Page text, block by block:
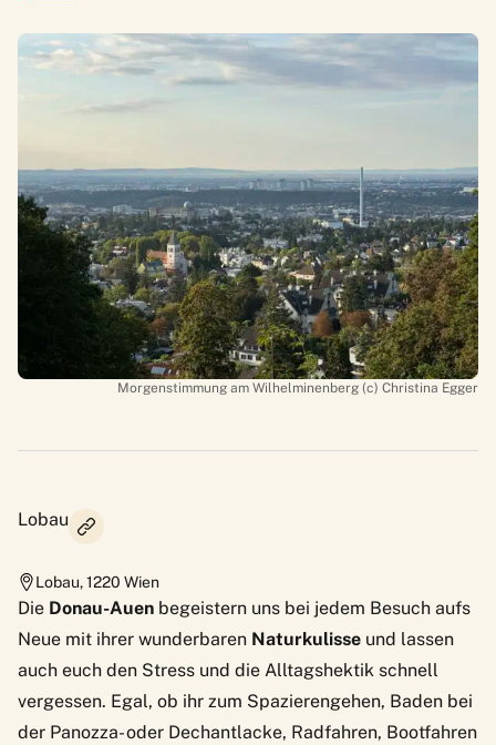
Morgenstimmung am Wilhelminenberg (c) Christina Egger
Lobau
Lobau,1220 Wien
Die Donau-Auen begeistern uns bei jedem Besuch aufs
Neue mit ihrer wunderbaren Naturkulisse und lassen
auch euch den Stress und die Alltagshektik schnell
vergessen. Egal, ob ihr zum Spazierengehen, Baden bei
der Panozza- oder Dechantlacke, Radfahren, Bootfahren